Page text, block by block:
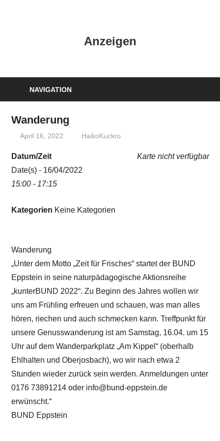
Anzeigen
NAVIGATION
Wanderung
April 16, 2022 HaikoKuckro
Karte nicht verfügbar
Datum/Zeit
Date(s) - 16/04/2022
15:00 - 17:15
Kategorien Keine Kategorien
Wanderung
„Unter dem Motto „Zeit für Frisches“ startet der BUND
Eppstein in seine naturpädagogische Aktionsreihe
„kunterBUND 2022“. Zu Beginn des Jahres wollen wir
uns am Frühling erfreuen und schauen, was man alles
hören, riechen und auch schmecken kann. Treffpunkt für
unsere Genusswanderung ist am Samstag, 16.04. um 15
Uhr auf dem Wanderparkplatz „Am Kippel“ (oberhalb
Ehlhalten und Oberjosbach), wo wir nach etwa 2
Stunden wieder zurück sein werden. Anmeldungen unter
0176 73891214 oder info@bund-eppstein.de
erwünscht.“
BUND Eppstein